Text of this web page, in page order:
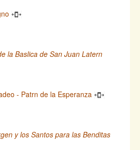
la Baslica de San Juan Latern
- Patrn de la Esperanza
y los Santos para las Benditas